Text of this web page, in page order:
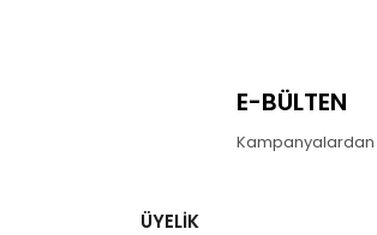
E-BÜLTEN
Kampanyalardan
ÜYELİK